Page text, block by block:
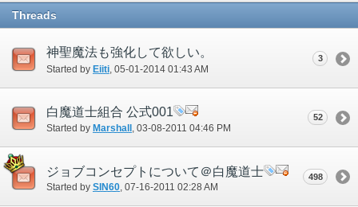
Threads
神聖魔法も強化して欲しい。
Started by Eiiti ‎, 05-01-2014 01:43 AM
3
白魔道士組合 公式001
Started by Marshall ‎, 03-08-2011 04:46 PM
52
ジョブコンセプトについて＠白魔道士
Started by SIN60‎, 07-16-2011 02:28 AM
498